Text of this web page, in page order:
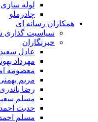
لوله سازی
چادرملو
همکاران رسانه ای
سیاسیت گذاری
خبرنگاران
عادل
مهرداد
معصومه
مریم
رضا
مسلم
حدیث
مسلم